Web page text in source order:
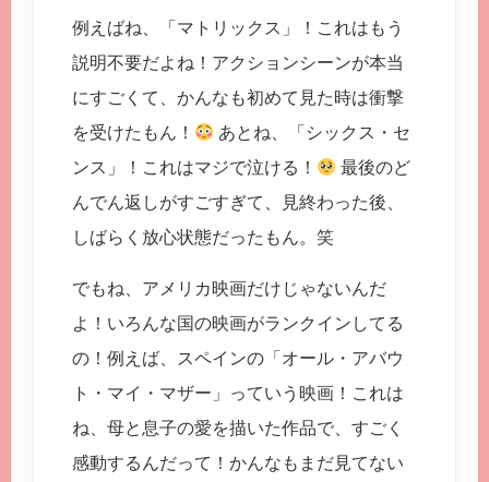
例えばね、「マトリックス」！これはもう
説明不要だよね！アクションシーンが本当
にすごくて、かんなも初めて見た時は衝撃
を受けたもん！
あとね、「シックス・セ
ンス」！これはマジで泣ける！
最後のど
んでん返しがすごすぎて、見終わった後、
しばらく放心状態だったもん。笑
でもね、アメリカ映画だけじゃないんだ
よ！いろんな国の映画がランクインしてる
の！例えば、スペインの「オール・アバウ
ト・マイ・マザー」っていう映画！これは
ね、母と息子の愛を描いた作品で、すごく
感動するんだって！かんなもまだ見てない